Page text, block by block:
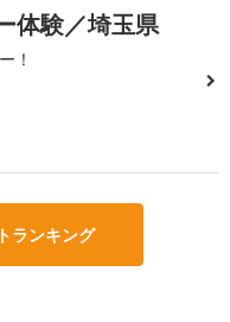
体験／埼玉県
！
ランキング